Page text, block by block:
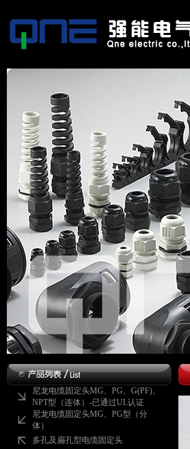
尼龙电缆固定头MG、PG、G(PF)、
NPT型（连体）-已通过UL认证
尼龙电缆固定头MG、PG型（分
体）
多孔及扁孔型电缆固定头